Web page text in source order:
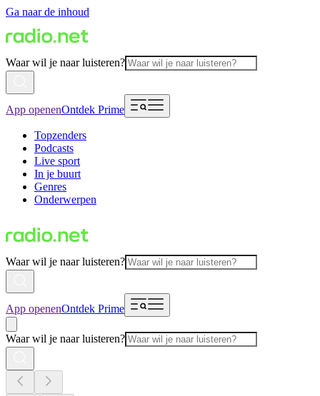
Ga naar de inhoud
Waar wil je naar luisteren?
App openenOntdek Prime
Topzenders
Podcasts
Live sport
In je buurt
Genres
Onderwerpen
Waar wil je naar luisteren?
App openenOntdek Prime
Waar wil je naar luisteren?